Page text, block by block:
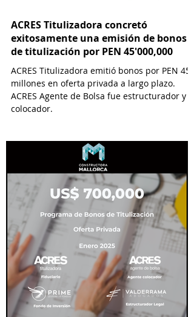
ACRES Titulizadora concretó
exitosamente una emisión de bonos
de titulización por PEN 45'000,000
ACRES Titulizadora emitió bonos por PEN 45
millones en oferta privada a largo plazo.
ACRES Agente de Bolsa fue estructurador y
colocador.